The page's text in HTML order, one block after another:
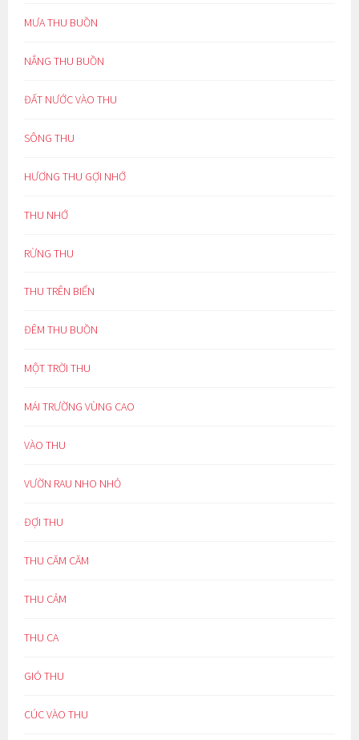
MƯA THU BUỒN
NẮNG THU BUỒN
ĐẤT NƯỚC VÀO THU
SÔNG THU
HƯƠNG THU GỢI NHỚ
THU NHỚ
RỪNG THU
THU TRÊN BIỂN
ĐÊM THU BUỒN
MỘT TRỜI THU
MÁI TRƯỜNG VÙNG CAO
VÀO THU
VƯỜN RAU NHO NHỎ
ĐỢI THU
THU CĂM CĂM
THU CẢM
THU CA
GIÓ THU
CÚC VÀO THU